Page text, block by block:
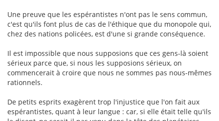
Une preuve que les espérantistes n'ont pas le sens commun,
c'est qu'ils font plus de cas de l'éthique que du monopole qui,
chez des nations policées, est d'une si grande conséquence.
Il est impossible que nous supposions que ces gens-là soient
sérieux parce que, si nous les supposions sérieux, on
commencerait à croire que nous ne sommes pas nous-mêmes
rationnels.
De petits esprits exagèrent trop l'injustice que l'on fait aux
espérantistes, quant à leur langue : car, si elle était telle qu'ils